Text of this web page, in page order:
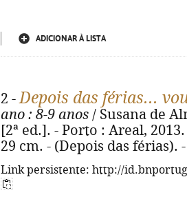
ADICIONAR À LISTA
2 -Depois das férias...
ano : 8-9 anos / Susana de
[2ª ed.]. - Porto : Areal,
29 cm. - (Depois das férias).
Link persistente: http://